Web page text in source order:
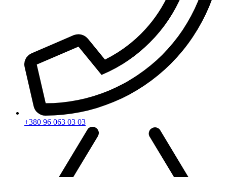
+380 96 063 03 03